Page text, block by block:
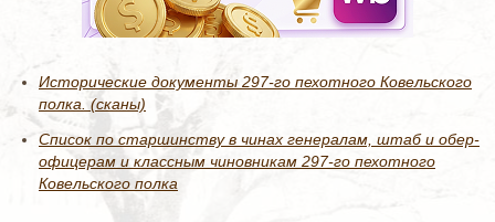
Исторические документы 297-го пехотного Ковельского
полка. (сканы)
Список по старшинству в чинах генералам, штаб и обер-
офицерам и классным чиновникам 297-го пехотного
Ковельского полка